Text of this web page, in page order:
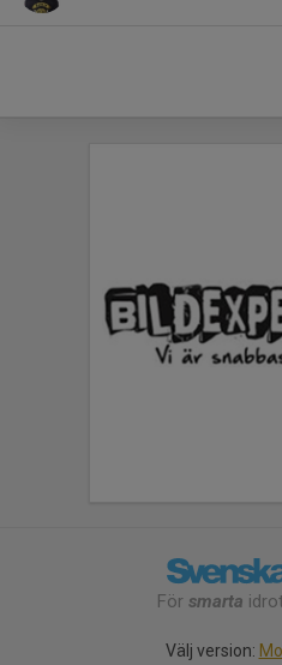
För smarta
Välj version: